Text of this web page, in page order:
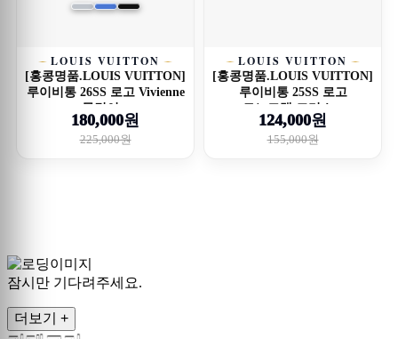
LOUIS VUITTON
[홍콩명품.LOUIS VUITTON]
루이비통 26SS 로고 Vivienne
목걸이...
180,000원
225,000원
LOUIS VUITTON
[홍콩명품.LOUIS VUITTON]
루이비통 25SS 로고
모노그램 크리스...
124,000원
155,000원
잠시만 기다려주세요.
더보기 +